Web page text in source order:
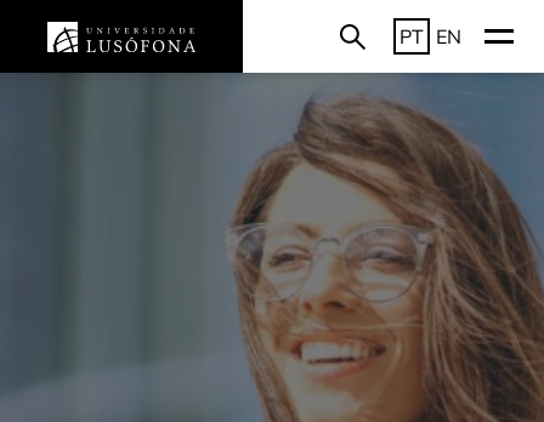
PT EN